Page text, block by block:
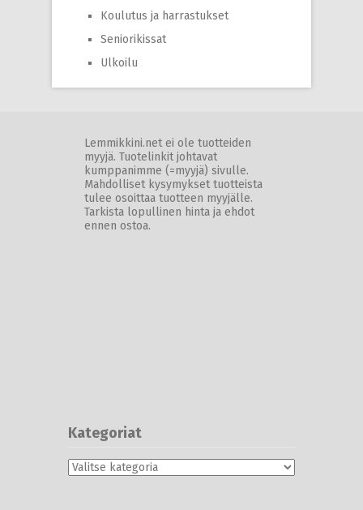
Koulutus ja harrastukset
Seniorikissat
Ulkoilu
Lemmikkini.net ei ole tuotteiden
myyjä. Tuotelinkit johtavat
kumppanimme (=myyjä) sivulle.
Mahdolliset kysymykset tuotteista
tulee osoittaa tuotteen myyjälle.
Tarkista lopullinen hinta ja ehdot
ennen ostoa.
Kategoriat
Kategoriat